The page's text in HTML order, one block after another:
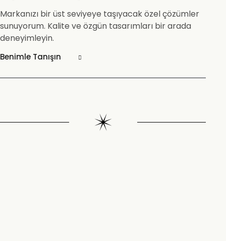
Markanızı bir üst seviyeye taşıyacak özel çözümler
sunuyorum. Kalite ve özgün tasarımları bir arada
deneyimleyin.
Benimle Tanışın